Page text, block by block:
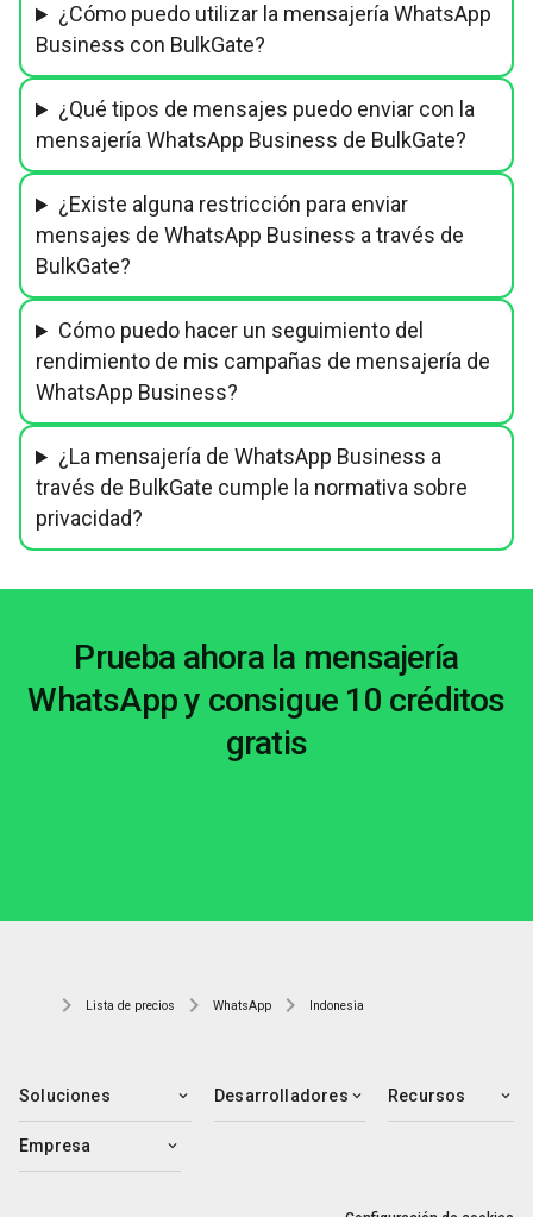
¿Cómo puedo utilizar la mensajería WhatsApp
Business con BulkGate?
¿Qué tipos de mensajes puedo enviar con la
mensajería WhatsApp Business de BulkGate?
¿Existe alguna restricción para enviar
mensajes de WhatsApp Business a través de
BulkGate?
Cómo puedo hacer un seguimiento del
rendimiento de mis campañas de mensajería de
WhatsApp Business?
¿La mensajería de WhatsApp Business a
través de BulkGate cumple la normativa sobre
privacidad?
Prueba ahora la mensajería
WhatsApp y consigue 10 créditos
gratis
Lista de precios WhatsApp Indonesia
Soluciones Desarrolladores Recursos
Empresa